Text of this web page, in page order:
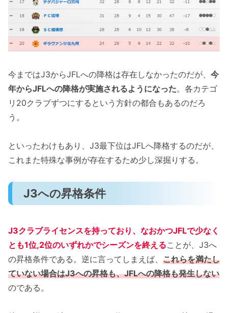
今まではJ3からJFLへの降格は存在しなかったのだが、 今
年からJFLへの降格が実施されるようになった。各カテゴ
リ20クラブずつにするという方針の都合もあるのだろ
う。
といったわけもあり、J3最下位はJFLへ降格するのだが、
これまた特殊な事例が存在するため少し深掘りする。
J3への昇格条件
J3クラブライセンスを持っており、なおかつJFLで少なく
とも1位,2位のいずれかでシーズンを終えることが、J3へ
の昇格条件である。逆に言ってしまえば、 これらを満たし
ていない場合はJ3への昇格も、JFLへの降格も発生しない
のである。